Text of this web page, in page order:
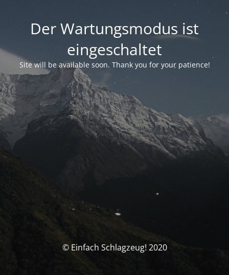
Der Wartungsmodus ist
eingeschaltet
Site will be available soon. Thank you for your patience!
© Einfach Schlagzeug! 2020